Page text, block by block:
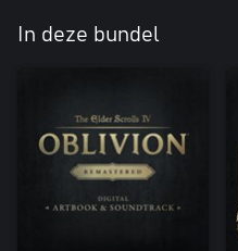
In deze bundel